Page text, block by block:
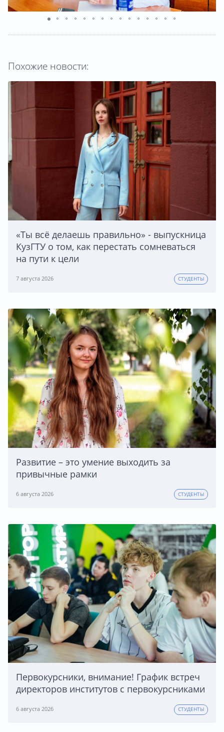
Похожие новости:
«Ты всё делаешь правильно» - выпускница
КузГТУ о том, как перестать сомневаться
на пути к цели
7 августа 2026 СТУДЕНТЫ
Развитие – это умение выходить за
привычные рамки
6 августа 2026 СТУДЕНТЫ
Первокурсники, внимание! График встреч
директоров институтов с первокурсниками
6 августа 2026 СТУДЕНТЫ